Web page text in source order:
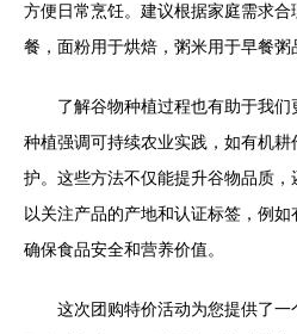
方便日常烹饪。建议根据家庭需求
餐，面粉用于烘焙，粥米用于早餐粥
了解谷物种植过程也有助于我
种植强调可持续农业实践，如有机
护。这些方法不仅能提升谷物品质
以关注产品的产地和认证标签，例
确保食品安全和营养价值。
这次团购特价活动为您提供了